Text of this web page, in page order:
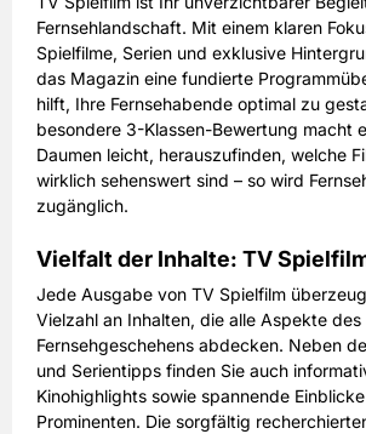
Fernsehlandschaft. Mit einem klaren
Spielfilme, Serien und exklusive
das Magazin eine fundierte
hilft, Ihre Fernsehabende optimal zu
besondere 3-Klassen-Bewertung macht
Daumen leicht, herauszufinden, welche
wirklich sehenswert sind – so wird
zugänglich.
Vielfalt der Inhalte: TV
Jede Ausgabe von TV Spielfilm
Vielzahl an Inhalten, die alle Aspekte des
Fernsehgeschehens abdecken. Neben
und Serientipps finden Sie auch
Kinohighlights sowie spannende
Prominenten. Die sorgfältig